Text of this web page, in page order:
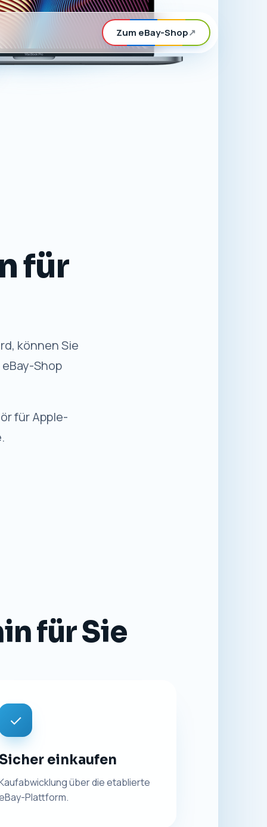
Zum eBay-Shop↗
für
können Sie
Shop
für Apple-
für Sie
✓
einkaufen
über die etablierte
Plattform.